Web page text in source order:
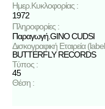
Ημερ.Κυκλοφορίας :
1972
Πληροφορίες :
Παραγωγή.GINO CUDSI
Δισκογραφική Εταιρεία
BUTTERFLY RECORDS
Τύπος :
45
Θέση :